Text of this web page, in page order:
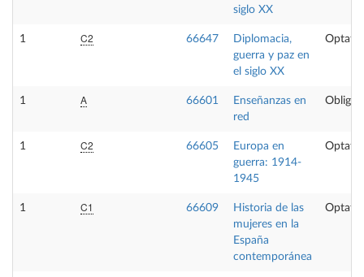
siglo XX
1 C2 66647
Diplomacia,
guerra y paz en
el siglo XX
1 A 66601
Enseñanzas en
red
1 C2 66605
Europa en
guerra: 1914-
1945
1 C1 66609
Historia de las
mujeres en la
España
contemporánea